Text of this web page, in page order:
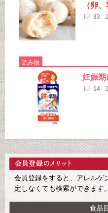
（卵
33
読み物
妊娠期
14
会員登録をすると、アレルゲ
定しなくても検索ができます。
食品